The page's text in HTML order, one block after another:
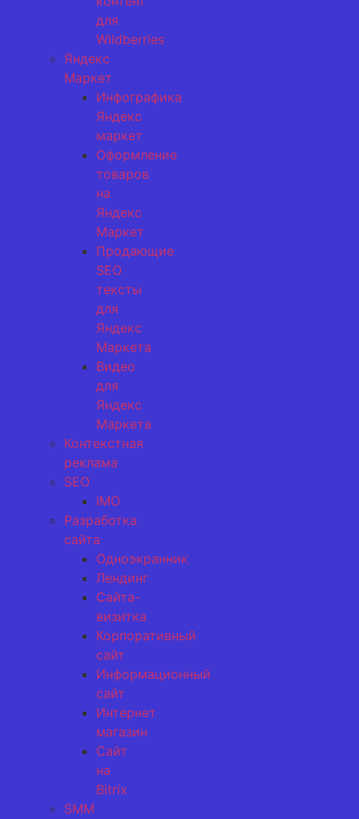
для
Wildberries
Яндекс
Маркет
Инфографика
Яндекс
маркет
Оформление
товаров
на
Яндекс
Маркет
Продающие
SEO
тексты
для
Яндекс
Маркета
Видео
для
Яндекс
Маркета
Контекстная
реклама
SEO
IMO
Разработка
сайта
Одноэкранник
Лендинг
Сайта-
визитка
Корпоративный
сайт
Информационный
сайт
Интернет
магазин
Сайт
на
Bitrix
SMM